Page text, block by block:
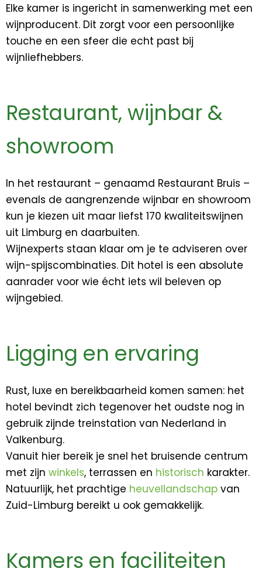
Elke kamer is ingericht in samenwerking met een
wijnproducent. Dit zorgt voor een persoonlijke
touche en een sfeer die echt past bij
wijnliefhebbers.
Restaurant, wijnbar &
showroom
In het restaurant – genaamd Restaurant Bruis –
evenals de aangrenzende wijnbar en showroom
kun je kiezen uit maar liefst 170 kwaliteitswijnen
uit Limburg en daar­buiten.
Wijnexperts staan klaar om je te adviseren over
wijn-spijscombinaties. Dit hotel is een absolute
aanrader voor wie écht iets wil beleven op
wijngebied.
Ligging en ervaring
Rust, luxe en bereikbaarheid komen samen: het
hotel bevindt zich tegenover het oudste nog in
gebruik zijnde treinstation van Nederland in
Valkenburg.
Vanuit hier bereik je snel het bruisende centrum
met zijn winkels, terrassen en historisch karakter.
Natuurlijk, het prachtige heuvellandschap van
Zuid-Limburg bereikt u ook gemakkelijk.
Kamers en faciliteiten